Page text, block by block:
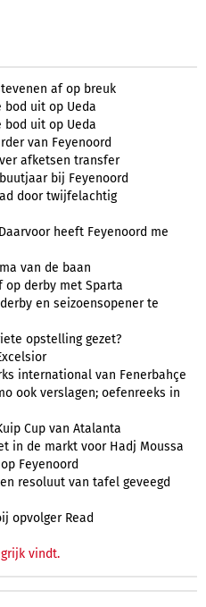
af op breuk
bod uit op Ueda
bod uit op Ueda
van Feyenoord
afketsen transfer
bij Feyenoord
door twijfelachtig
heeft Feyenoord me
van de baan
op derby met Sparta
en seizoensopener te
opstelling gezet?
international van Fenerbahçe
ook verslagen; oefenreeks in
Cup van Atalanta
in de markt voor Hadj Moussa
Feyenoord
resoluut van tafel geveegd
opvolger Read
vindt.